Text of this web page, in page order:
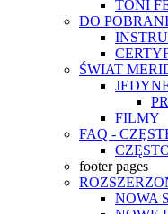
TONI
DO
ŚWIAT
FILMY
FAQ -
footer pages
NOWA